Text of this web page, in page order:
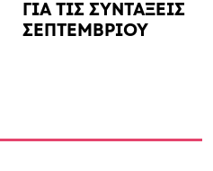
ΓΙΑ ΤΙΣ ΣΥΝΤΑΞΕΙΣ
ΣΕΠΤΕΜΒΡΙΟΥ